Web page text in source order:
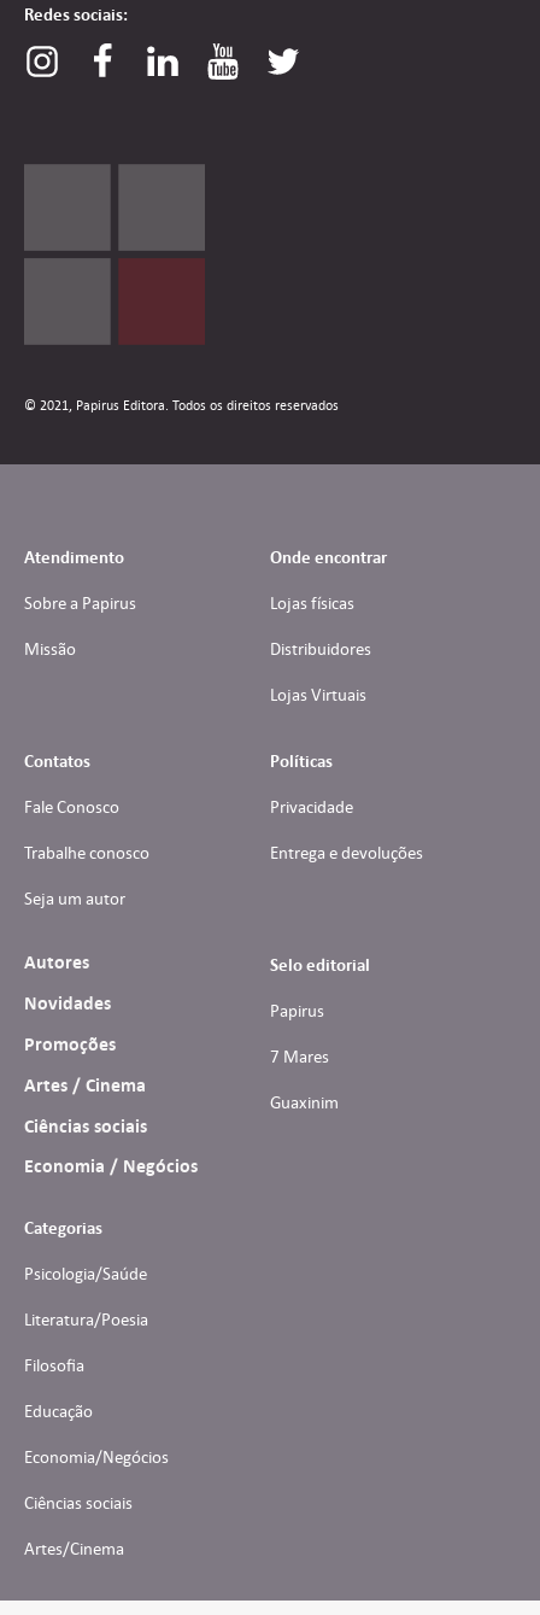
Redes sociais:
© 2021, Papirus Editora. Todos os direitos reservados
Atendimento
Sobre a Papirus
Missão
Onde encontrar
Lojas físicas
Distribuidores
Lojas Virtuais
Contatos
Fale Conosco
Trabalhe conosco
Seja um autor
Políticas
Privacidade
Entrega e devoluções
Autores
Novidades
Promoções
Artes / Cinema
Ciências sociais
Economia / Negócios
Selo editorial
Papirus
7 Mares
Guaxinim
Categorias
Psicologia/Saúde
Literatura/Poesia
Filosofia
Educação
Economia/Negócios
Ciências sociais
Artes/Cinema